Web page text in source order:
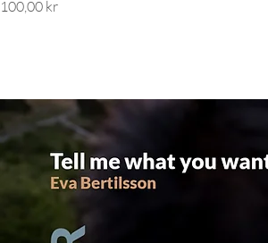
Pris
100,00 kr